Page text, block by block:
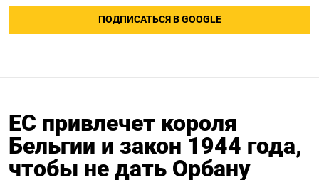
ПОДПИСАТЬСЯ В GOOGLE
ЕС привлечет короля
Бельгии и закон 1944 года,
чтобы не дать Орбану